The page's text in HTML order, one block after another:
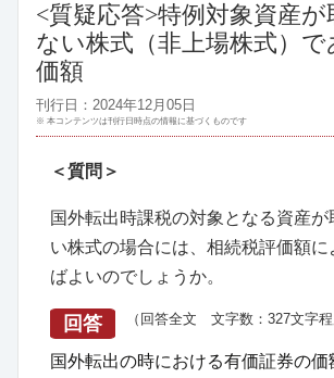
<質疑応答>特例対象資産が
ない株式（非上場株式）で
価額
刊行日：2024年12月05日
※ 本コンテンツは刊行日時点の情報に基づくものです
＜質問＞
国外転出時課税の対象となる資産が
い株式の場合には、相続税評価額
ばよいのでしょうか。
回答 （回答全文 文字数：327文字程
国外転出の時における有価証券の価